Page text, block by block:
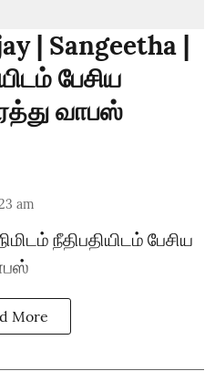
| Sangeetha |
பேசிய
வாபஸ்
am
நீதிபதியிடம் பேசிய
More